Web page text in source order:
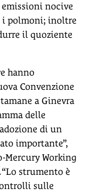
emissioni nocive
i polmoni; inoltre
il quoziente
hanno
Convenzione
a Ginevra
delle
di un
importante”,
Mercury Working
strumento è
sulle